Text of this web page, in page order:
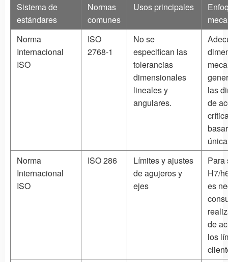
Sistema de
estándares
Normas
comunes
Usos principales
Norma
Internacional
ISO
ISO
2768-1
No se
especifican las
tolerancias
dimensionales
lineales y
angulares.
las
de
Norma
Internacional
ISO
ISO 286
Límites y ajustes
de agujeros y
ejes
Para
H7/
es
de
los